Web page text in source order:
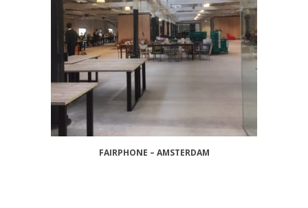
FAIRPHONE – AMSTERDAM